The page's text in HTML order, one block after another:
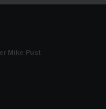
Mike Pust